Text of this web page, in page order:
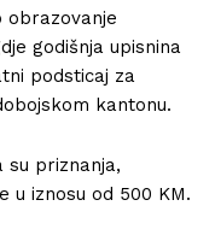
obrazovanje
godišnja upisnina
podsticaj za
kantonu.
su priznanja,
u iznosu od 500 KM.